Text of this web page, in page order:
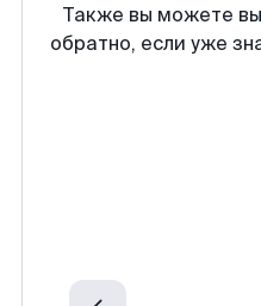
Также вы можете
обратно, если уже